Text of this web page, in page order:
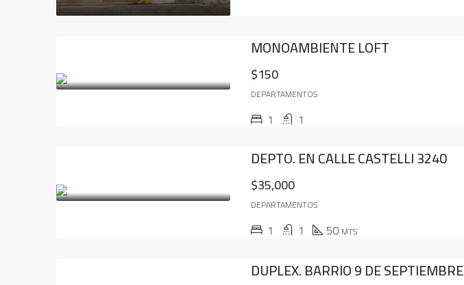
MONOAMBIENTE LOFT
$150
DEPARTAMENTOS
1 1
DEPTO. EN CALLE CASTELLI 3240
$35,000
DEPARTAMENTOS
1 1 50 MTS
DUPLEX. BARRIO 9 DE SEPTIEMBRE